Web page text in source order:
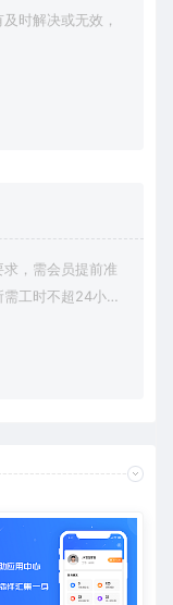
时解决或无效，
，需会员提前准
需工时不超24小